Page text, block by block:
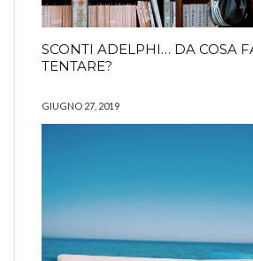
SCONTI ADELPHI… DA COSA
TENTARE?
GIUGNO 27, 2019